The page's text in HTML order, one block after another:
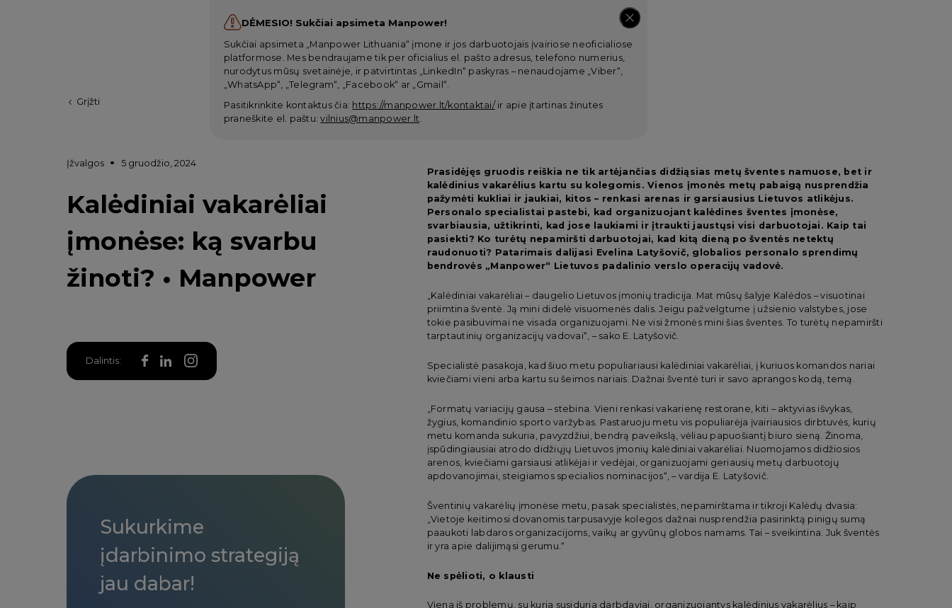
DĖMESIO! Sukčiai apsimeta Manpower!
Sukčiai apsimeta „Manpower Lithuania“ įmone ir jos darbuotojais įvairiose neoficialiose
platformose. Mes bendraujame tik per oficialius el. pašto adresus, telefono numerius,
nurodytus mūsų svetainėje, ir patvirtintas „LinkedIn“ paskyras – nenaudojame „Viber“,
„WhatsApp“, „Telegram“, „Facebook“ ar „Gmail“.
Pasitikrinkite kontaktus čia: https://manpower.lt/kontaktai/ir apie įtartinas žinutes
praneškite el. paštu:vilnius@manpower.lt.
Grįžti
Įžvalgos 5 gruodžio, 2024
Kalėdiniai vakarėliai
įmonėse: ką svarbu
žinoti? • Manpower
Dalintis:
Sukurkime
įdarbinimo strategiją
jau dabar!
Prasidėjęs gruodis reiškia ne tik artėjančias didžiąsias metų šventes namuose, bet ir
kalėdinius vakarėlius kartu su kolegomis. Vienos įmonės metų pabaigą nusprendžia
pažymėti kukliai ir jaukiai, kitos – renkasi arenas ir garsiausius Lietuvos atlikėjus.
Personalo specialistai pastebi, kad organizuojant kalėdines šventes įmonėse,
svarbiausia, užtikrinti, kad jose laukiami ir įtraukti jaustųsi visi darbuotojai. Kaip tai
pasiekti? Ko turėtų nepamiršti darbuotojai, kad kitą dieną po šventės netektų
raudonuoti? Patarimais dalijasi Evelina Latyšovič, globalios personalo sprendimų
bendrovės „Manpower“ Lietuvos padalinio verslo operacijų vadovė.
„Kalėdiniai vakarėliai – daugelio Lietuvos įmonių tradicija. Mat mūsų šalyje Kalėdos – visuotinai
priimtina šventė. Ją mini didelė visuomenės dalis. Jeigu pažvelgtume į užsienio valstybes, jose
tokie pasibuvimai ne visada organizuojami. Ne visi žmonės mini šias šventes. To turėtų nepamiršti
tarptautinių organizacijų vadovai“, – sako E. Latyšovič.
Specialistė pasakoja, kad šiuo metu populiariausi kalėdiniai vakarėliai, į kuriuos komandos nariai
kviečiami vieni arba kartu su šeimos nariais. Dažnai šventė turi ir savo aprangos kodą, temą.
„Formatų variacijų gausa – stebina. Vieni renkasi vakarienę restorane, kiti – aktyvias išvykas,
žygius, komandinio sporto varžybas. Pastaruoju metu vis populiarėja įvairiausios dirbtuvės, kurių
metu komanda sukuria, pavyzdžiui, bendrą paveikslą, vėliau papuošiantį biuro sieną. Žinoma,
įspūdingiausiai atrodo didžiųjų Lietuvos įmonių kalėdiniai vakarėliai. Nuomojamos didžiosios
arenos, kviečiami garsiausi atlikėjai ir vedėjai, organizuojami geriausių metų darbuotojų
apdovanojimai, steigiamos specialios nominacijos“, – vardija E. Latyšovič.
Šventinių vakarėlių įmonėse metu, pasak specialistės, nepamirštama ir tikroji Kalėdų dvasia:
„Vietoje keitimosi dovanomis tarpusavyje kolegos dažnai nusprendžia pasirinktą pinigų sumą
paaukoti labdaros organizacijoms, vaikų ar gyvūnų globos namams. Tai – sveikintina. Juk šventės
ir yra apie dalijimąsi gerumu.“
Ne spėlioti, o klausti
Viena iš problemų, su kuria susiduria darbdaviai, organizuojantys kalėdinius vakarėlius – kaip